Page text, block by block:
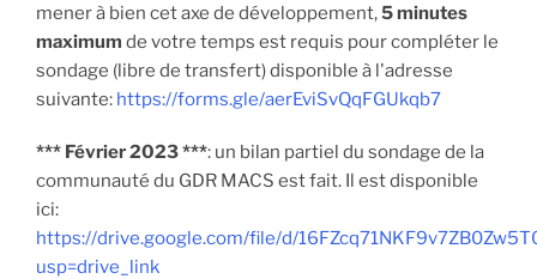
mener à bien cet axe de développement,5 minutes
maximum de votre temps est requis pour compléter le
sondage (libre de transfert) disponible à l'adresse
suivante: https://forms.gle/aerEviSvQqFGUkqb7
*** Février 2023 ***: un bilan partiel du sondage de la
communauté du GDR MACS est fait. Il est disponible
ici:
https://drive.google.com/file/d/
usp=drive_link